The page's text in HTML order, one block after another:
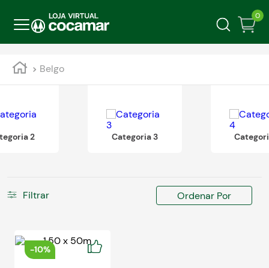
0
Belgo
2 Categoria 3
Filtrar Ordenar Por
-10%